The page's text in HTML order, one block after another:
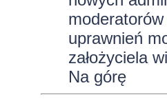
uprawnień
założyciela
Na górę